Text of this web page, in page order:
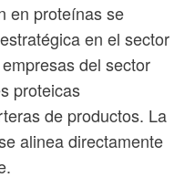
en proteínas se
en el sector
del sector
proteicas
de productos. La
alinea directamente